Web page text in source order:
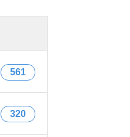
561
320